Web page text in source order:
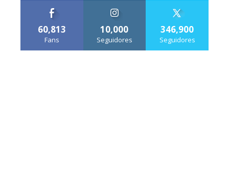
60,813
Fans
10,000
Seguidores
346,900
Seguidores